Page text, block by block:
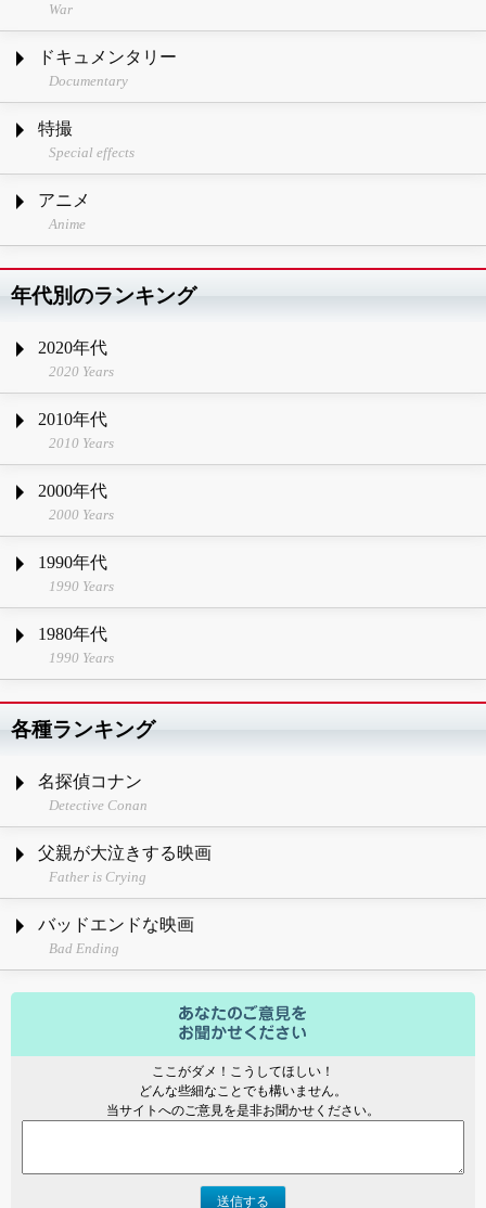
War
ドキュメンタリー
Documentary
特撮
Special effects
アニメ
Anime
年代別のランキング
2020年代
2020 Years
2010年代
2010 Years
2000年代
2000 Years
1990年代
1990 Years
1980年代
1990 Years
各種ランキング
名探偵コナン
Detective Conan
父親が大泣きする映画
Father is Crying
バッドエンドな映画
Bad Ending
ここがダメ！こうしてほしい！
どんな些細なことでも構いません。
当サイトへのご意見を是非お聞かせください。
送信する